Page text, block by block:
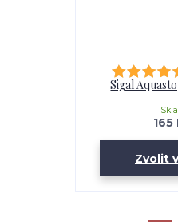
Sigal
165
Zvolit